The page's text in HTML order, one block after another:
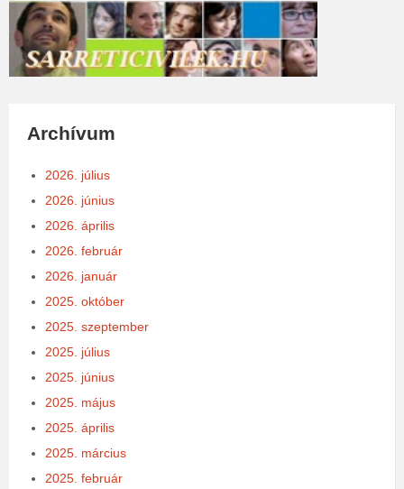
Archívum
2026. július
2026. június
2026. április
2026. február
2026. január
2025. október
2025. szeptember
2025. július
2025. június
2025. május
2025. április
2025. március
2025. február